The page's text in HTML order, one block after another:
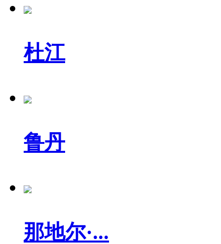
杜江
鲁丹
那地尔·...